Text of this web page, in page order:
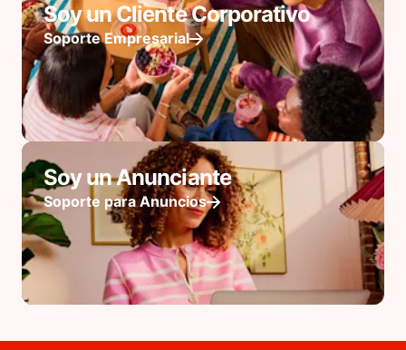
Soy un Cliente Corporativo
Soporte Empresarial
Soy un Anunciante
Soporte para Anuncios